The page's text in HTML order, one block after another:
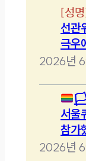
[성명
선관
극우
2026년 6
서울
참가
2026년 6